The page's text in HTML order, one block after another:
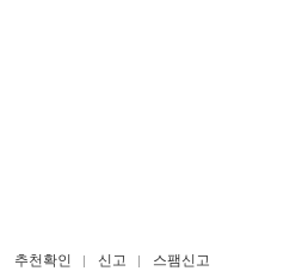
추천확인 신고 스팸신고